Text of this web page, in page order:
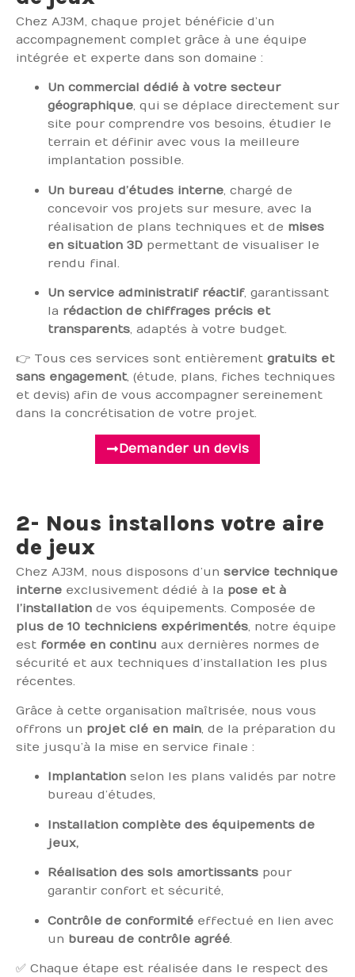
Chez AJ3M, chaque projet bénéficie d’un
accompagnement complet grâce à une équipe
intégrée et experte dans son domaine :
Un commercial dédié à votre secteur
géographique, qui se déplace directement sur
site pour comprendre vos besoins, étudier le
terrain et définir avec vous la meilleure
implantation possible.
Un bureau d’études interne , chargé de
concevoir vos projets sur mesure, avec la
réalisation de plans techniques et de mises
en situation 3D permettant de visualiser le
rendu final.
Un service administratif réactif, garantissant
la rédaction de chiffrages précis et
transparents, adaptés à votre budget.
👉 Tous ces services sont entièrement gratuits et
sans engagement, (étude, plans, fiches techniques
et devis) afin de vous accompagner sereinement
dans la concrétisation de votre projet.
Demander un devis
2- Nous installons votre aire
de jeux
Chez AJ3M, nous disposons d’un service technique
interne exclusivement dédié à la pose et à
l’installation de vos équipements. Composée de
plus de 10 techniciens expérimentés, notre équipe
est formée en continu aux dernières normes de
sécurité et aux techniques d’installation les plus
récentes.
Grâce à cette organisation maîtrisée, nous vous
offrons un projet clé en main, de la préparation du
site jusqu’à la mise en service finale :
Implantation selon les plans validés par notre
bureau d’études,
Installation complète des équipements de
jeux,
Réalisation des sols amortissants pour
garantir confort et sécurité,
Contrôle de conformité effectué en lien avec
un bureau de contrôle agréé.
✅ Chaque étape est réalisée dans le respect des